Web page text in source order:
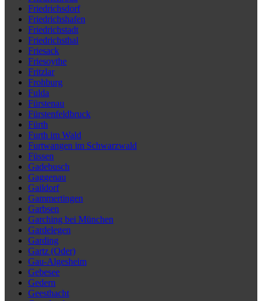
Friedrichsdorf
Friedrichshafen
Friedrichstadt
Friedrichsthal
Friesack
Friesoythe
Fritzlar
Frohburg
Fulda
Fürstenau
Fürstenfeldbruck
Fürth
Furth im Wald
Furtwangen im Schwarzwald
Füssen
Gadebusch
Gaggenau
Gaildorf
Gammertingen
Garbsen
Garching bei München
Gardelegen
Garding
Gartz (Oder)
Gau-Algesheim
Gebesee
Gedern
Geesthacht